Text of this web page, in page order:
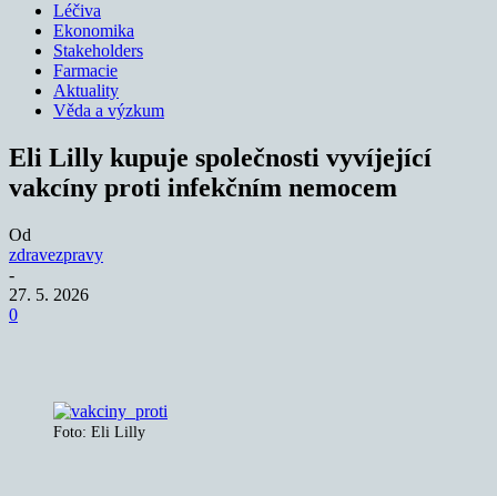
Léčiva
Ekonomika
Stakeholders
Farmacie
Aktuality
Věda a výzkum
Eli Lilly kupuje společnosti vyvíjející
vakcíny proti infekčním nemocem
Od
zdravezpravy
-
27. 5. 2026
0
Foto: Eli Lilly